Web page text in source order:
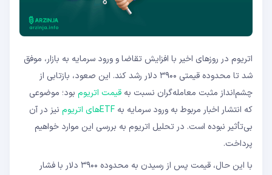
اتریوم در روزهای اخیر با افزایش تقاضا و ورود سرمایه به بازار، موفق
شد تا محدوده قیمتی ۳۹۰۰ دلار رشد کند. این صعود، بازتابی از
چشم‌انداز مثبت معامله‌گران نسبت به قیمت اتریوم بود؛ موضوعی
که انتشار اخبار مربوط به ورود سرمایه به ETFهای اتریوم
نیز در آن
بی‌تأثیر نبوده است. در تحلیل اتریوم به بررسی این موارد خواهیم
پرداخت.
با این حال، قیمت پس از رسیدن به محدوده ۳۹۰۰ دلار با فشار